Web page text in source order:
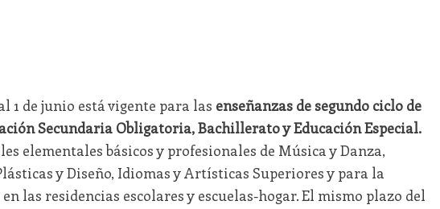
1 de junio está vigente para las enseñanzas de segundo ciclo de
Secundaria Obligatoria, Bachillerato y Educación Especial.
elementales básicos y profesionales de Música y Danza,
y Diseño, Idiomas y Artísticas Superiores y para la
las residencias escolares y escuelas-hogar. El mismo plazo del